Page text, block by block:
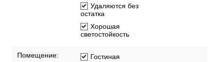
Удаляются без
остатка
Хорошая
светостойкость
Помещение:
Гостиная